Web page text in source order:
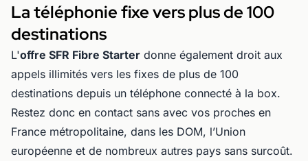
La téléphonie fixe vers plus de 100
destinations
L'offre SFR Fibre Starter donne également droit aux
appels illimités vers les fixes de plus de 100
destinations depuis un téléphone connecté à la box.
Restez donc en contact sans avec vos proches en
France métropolitaine, dans les DOM, l’Union
européenne et de nombreux autres pays sans surcoût.